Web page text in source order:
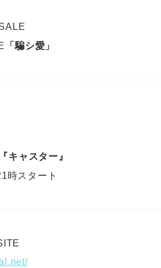
「騙シ愛」
キャスター』
時スタート